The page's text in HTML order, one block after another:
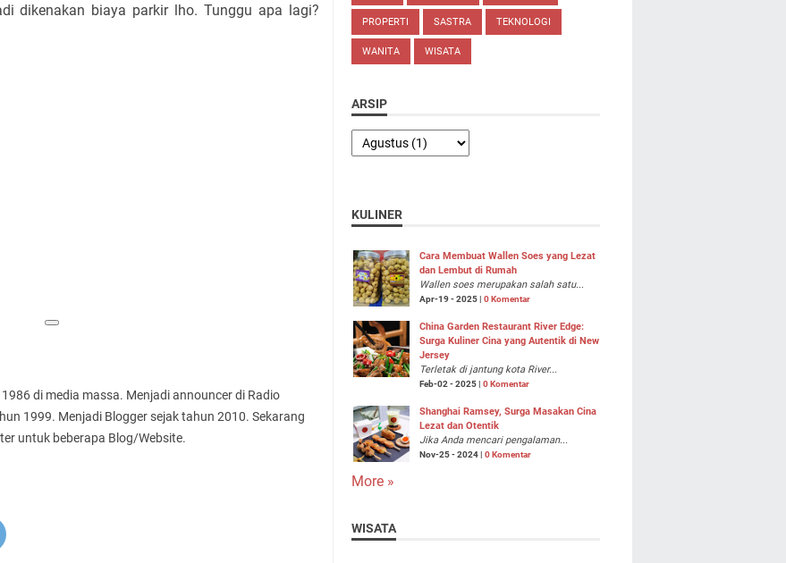
dikenakan biaya parkir lho. Tunggu apa lagi?
di media massa. Menjadi announcer di Radio
1999. Menjadi Blogger sejak tahun 2010. Sekarang
untuk beberapa Blog/Website.
PROPERTI SASTRA TEKNOLOGI
WANITA WISATA
ARSIP
KULINER
Cara Membuat Wallen Soes yang Lezat
dan Lembut di Rumah
Wallen soes merupakan salah satu...
Apr-19 - 2025 | 0 Komentar
China Garden Restaurant River Edge:
Surga Kuliner Cina yang Autentik di New
Jersey
Terletak di jantung kota River...
Feb-02 - 2025 | 0 Komentar
Shanghai Ramsey, Surga Masakan Cina
Lezat dan Otentik
Jika Anda mencari pengalaman...
Nov-25 - 2024 | 0 Komentar
More »
WISATA